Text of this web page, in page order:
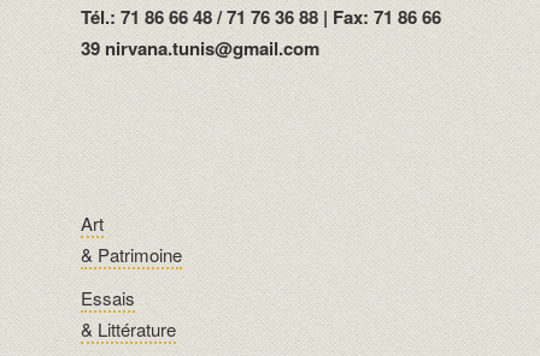
Tél.: 71 86 66 48 / 71 76 36 88 | Fax: 71 86 66
39 nirvana.tunis@gmail.com
Art
& Patrimoine
Essais
& Littérature